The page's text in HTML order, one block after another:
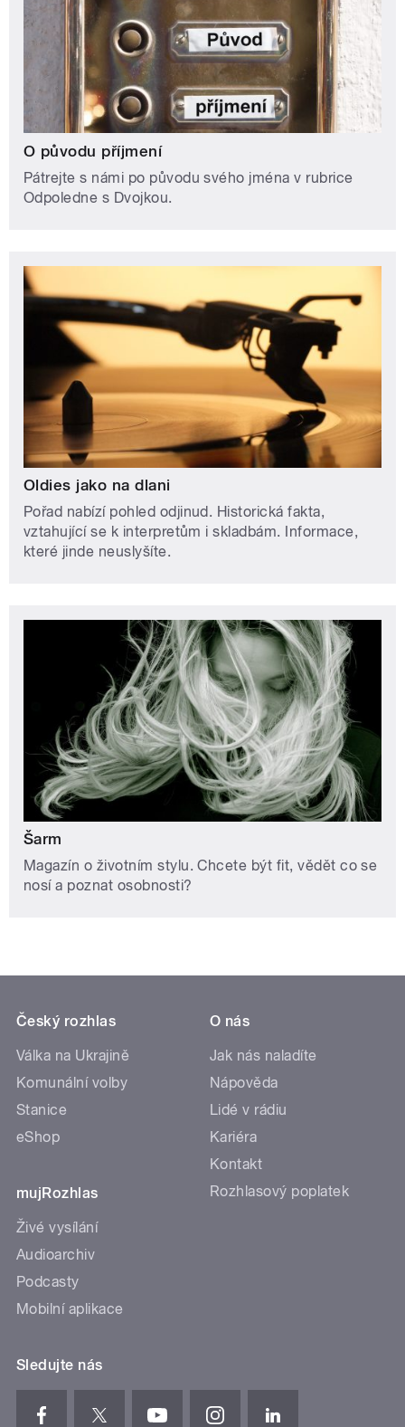
O původu příjmení
Pátrejte s námi po původu svého jména v rubrice
Odpoledne s Dvojkou.
Oldies jako na dlani
Pořad nabízí pohled odjinud. Historická fakta,
vztahující se k interpretům i skladbám. Informace,
které jinde neuslyšíte.
Šarm
Magazín o životním stylu. Chcete být fit, vědět co se
nosí a poznat osobnosti?
Český rozhlas
Válka na Ukrajině
Komunální volby
Stanice
eShop
mujRozhlas
Živé vysílání
Audioarchiv
Podcasty
Mobilní aplikace
O nás
Jak nás naladíte
Nápověda
Lidé v rádiu
Kariéra
Kontakt
Rozhlasový poplatek
Sledujte nás